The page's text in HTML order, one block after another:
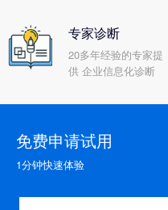
专家诊断
20多年经验的专家提
供 企业信息化诊断
免费申请试用
1分钟快速体验